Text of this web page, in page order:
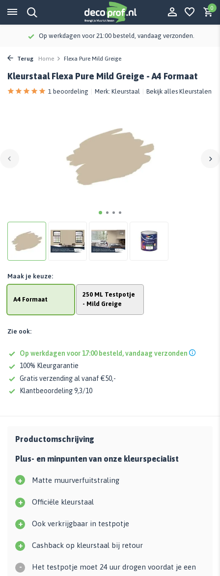
0
Op werkdagen voor 21:00 besteld, vandaag verzonden.
Terug Home Flexa Pure Mild Greige
Kleurstaal Flexa Pure Mild Greige - A4 Formaat
1 beoordeling Merk: Kleurstaal Bekijk alles Kleurstalen
A4 Formaat
250 ML Testpotje
- Mild Greige
Maak je keuze:
Zie ook:
Op werkdagen voor 17:00 besteld, vandaag verzonden
100% Kleurgarantie
Gratis verzending al vanaf €50,-
Klantbeoordeling 9,3/10
Productomschrijving
Plus- en minpunten van onze kleurspecialist
+ Matte muurverfuitstraling
+ Officiële kleurstaal
+ Ook verkrijgbaar in testpotje
+ Cashback op kleurstaal bij retour
-
Het testpotje moet 24 uur drogen voordat je een